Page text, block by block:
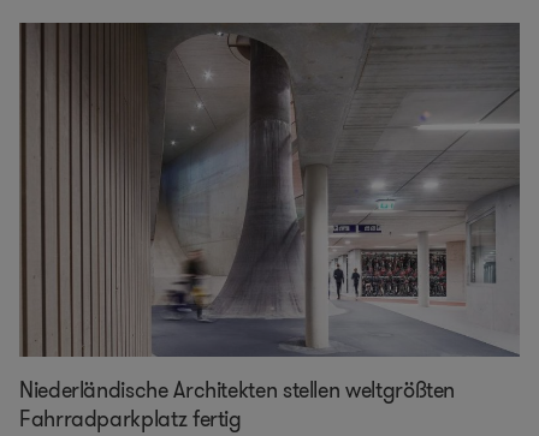
Niederländische Architekten stellen weltgrößten
Fahrradparkplatz fertig